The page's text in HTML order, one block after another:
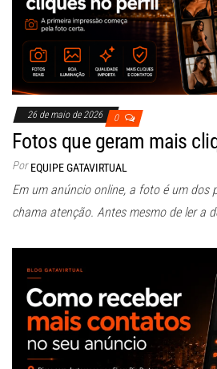
26 de maio de 2026 0
Fotos que geram mais
Por EQUIPE GATAVIRTUAL
Em um anúncio online, a foto é um dos
chama atenção. Antes mesmo de ler a